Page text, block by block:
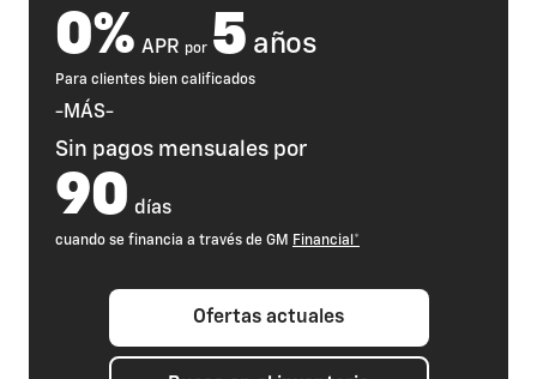
Donde se acaba el pavimento, comienza la diversión. Los
0% APR por 5 años
Para clientes bien calificados
-MÁS-
Sin pagos mensuales por
90 días
cuando se financia a través de GM Financial*
Ofertas actuales